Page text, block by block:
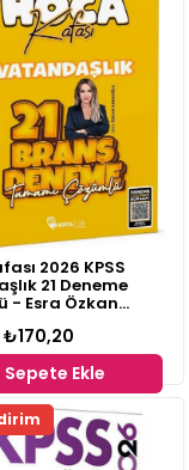
2026 KPSS
21 Deneme
- Esra Özkan
₺170,20
Sepete Ekle